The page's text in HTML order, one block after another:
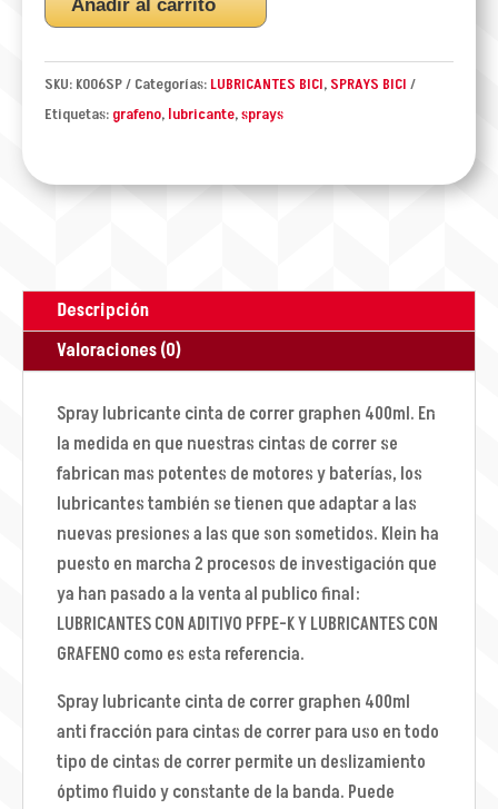
DE
CORRER
GRAPHEN
400ML
Añadir al carrito
SKU: K006SP Categorías: LUBRICANTES BICI, SPRAYS BICI
Etiquetas: grafeno, lubricante,sprays
Descripción
Valoraciones (0)
Spray lubricante cinta de correr graphen 400ml. En
la medida en que nuestras cintas de correr se
fabrican mas potentes de motores y baterías, los
lubricantes también se tienen que adaptar a las
nuevas presiones a las que son sometidos. Klein ha
puesto en marcha 2 procesos de investigación que
ya han pasado a la venta al publico final:
LUBRICANTES CON ADITIVO PFPE-K Y LUBRICANTES CON
GRAFENO como es esta referencia.
Spray lubricante cinta de correr graphen 400ml
anti fracción para cintas de correr para uso en todo
tipo de cintas de correr permite un deslizamiento
óptimo fluido y constante de la banda. Puede